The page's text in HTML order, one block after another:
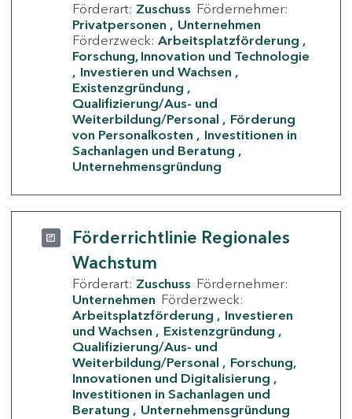
Förderart: Zuschuss Fördernehmer:
Privatpersonen
Unternehmen
Förderzweck: Arbeitsplatzförderung
Forschung, Innovation und Technologie
Investieren und Wachsen
Existenzgründung
Qualifizierung/Aus- und
Weiterbildung/Personal
Förderung
von Personalkosten
Investitionen in
Sachanlagen und Beratung
Unternehmensgründung
Förderrichtlinie Regionales
Wachstum
Förderart: Zuschuss Fördernehmer:
Unternehmen Förderzweck:
Arbeitsplatzförderung
Investieren
und Wachsen
Existenzgründung
Qualifizierung/Aus- und
Weiterbildung/Personal
Forschung,
Innovationen und Digitalisierung
Investitionen in Sachanlagen und
Beratung
Unternehmensgründung